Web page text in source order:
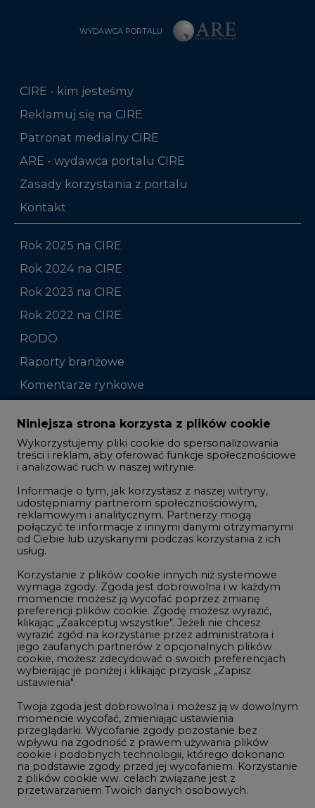
WYDAWCA PORTALU
CIRE - kim jesteśmy
Reklamuj się na CIRE
Patronat medialny CIRE
ARE - wydawca portalu CIRE
Zasady korzystania z portalu
Kontakt
Rok 2025 na CIRE
Rok 2024 na CIRE
Rok 2023 na CIRE
Rok 2022 na CIRE
RODO
Raporty branżowe
Komentarze rynkowe
Zmiany kadrowe na rynku
Studio CIRE
Rozmowy o energetyce
Gospodarka
Geopolityka
LTE450
Innowacje i AI
Telekomunikacja i IT
Handel emisjami CO2
Wodór
Górnictwo
Atom
Fotowoltaika
Offshore wind
Niniejsza strona korzysta z plików cookie
Wykorzystujemy pliki cookie do spersonalizowania
treści i reklam, aby oferować funkcje społecznościowe
i analizować ruch w naszej witrynie.
Informacje o tym, jak korzystasz z naszej witryny,
udostępniamy partnerom społecznościowym,
reklamowym i analitycznym. Partnerzy mogą
połączyć te informacje z innymi danymi otrzymanymi
od Ciebie lub uzyskanymi podczas korzystania z ich
usług.
Korzystanie z plików cookie innych niż systemowe
wymaga zgody. Zgoda jest dobrowolna i w każdym
momencie możesz ją wycofać poprzez zmianę
preferencji plików cookie. Zgodę możesz wyrazić,
klikając „Zaakceptuj wszystkie". Jeżeli nie chcesz
wyrazić zgód na korzystanie przez administratora i
jego zaufanych partnerów z opcjonalnych plików
cookie, możesz zdecydować o swoich preferencjach
wybierając je poniżej i klikając przycisk „Zapisz
ustawienia".
Twoja zgoda jest dobrowolna i możesz ją w dowolnym
momencie wycofać, zmieniając ustawienia
przeglądarki. Wycofanie zgody pozostanie bez
wpływu na zgodność z prawem używania plików
cookie i podobnych technologii, którego dokonano
na podstawie zgody przed jej wycofaniem. Korzystanie
z plików cookie ww. celach związane jest z
przetwarzaniem Twoich danych osobowych.